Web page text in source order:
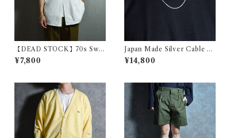
【DEAD STOCK】70s Swe
dish Army Hospital Shirts
スウェーデン軍 ホスピタル シ
¥7,800
Japan Made Silver Cable C
hain Nacklace シルバー ケー
ブル チェーン ネックレス 日本
¥14,800